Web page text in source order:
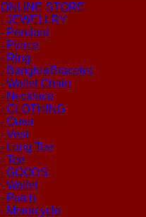
ONLINE STORE
- JEWELLRY
- Pendant
- Pierce
- Ring
- Bangle&Bracelet
- Wallet Chain
- Necklace
- CLOTHING
- Outer
- Vest
- Long Tee
- Tee
- GOODS
- Wallet
- Patch
- Motorcycle